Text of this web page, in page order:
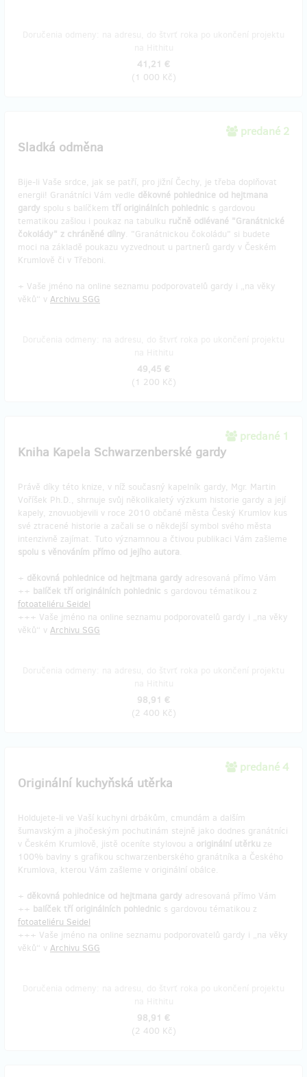
41,21 €
(1 000 Kč)
predané 2
Sladká odměna
Bije-li Vaše srdce, jak se patří, pro jižní Čechy, je třeba doplňovat
energii! Granátníci Vám vedle děkovné pohlednice od hejtmana
gardy spolu s balíčkem tří originálních pohlednic s gardovou
tematikou zašlou i poukaz na tabulku ručně odlévané "Granátnické
čokolády" z chráněné dílny. "Granátnickou čokoládu" si budete
moci na základě poukazu vyzvednout u partnerů gardy v Českém
Krumlově či v Třeboni.
+ Vaše jméno na online seznamu podporovatelů gardy i „na věky
věků“ v Archivu SGG
49,45 €
(1 200 Kč)
predané 1
Kniha Kapela Schwarzenberské gardy
Právě díky této knize, v níž současný kapelník gardy, Mgr. Martin
Voříšek Ph.D., shrnuje svůj několikaletý výzkum historie gardy a její
kapely, znovuobjevili v roce 2010 občané města Český Krumlov kus
své ztracené historie a začali se o někdejší symbol svého města
intenzivně zajímat. Tuto významnou a čtivou publikaci Vám zašleme
spolu s věnováním přímo od jejího autora.
+ děkovná pohlednice od hejtmana gardy adresovaná přímo Vám
++ balíček tří originálních pohlednic s gardovou tématikou z
fotoateliéru Seidel
+++ Vaše jméno na online seznamu podporovatelů gardy i „na věky
věků“ v Archivu SGG
98,91 €
(2 400 Kč)
predané 4
Originální kuchyňská utěrka
Holdujete-li ve Vaší kuchyni drbákům, cmundám a dalším
šumavským a jihočeským pochutinám stejně jako dodnes granátníci
v Českém Krumlově, jistě oceníte stylovou a originální utěrku ze
100% bavlny s grafikou schwarzenberského granátníka a Českého
Krumlova, kterou Vám zašleme v originální obálce.
+ děkovná pohlednice od hejtmana gardy adresovaná přímo Vám
++ balíček tří originálních pohlednic s gardovou tématikou z
fotoateliéru Seidel
+++ Vaše jméno na online seznamu podporovatelů gardy i „na věky
věků“ v Archivu SGG
98,91 €
(2 400 Kč)